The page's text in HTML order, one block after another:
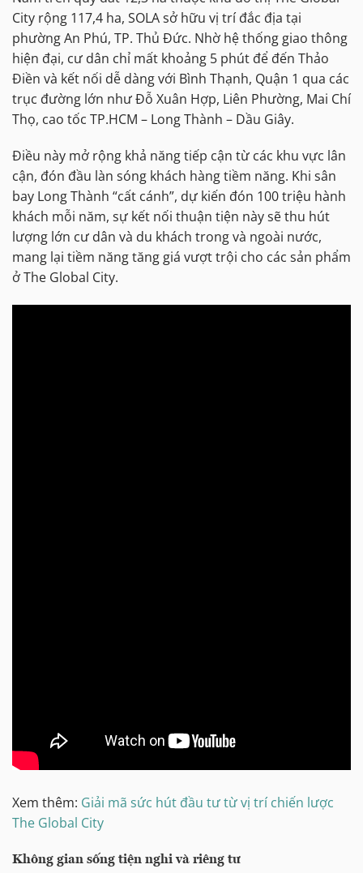
City rộng 117,4 ha, SOLA sở hữu vị trí đắc địa tại
phường An Phú, TP. Thủ Đức. Nhờ hệ thống giao thông
hiện đại, cư dân chỉ mất khoảng 5 phút để đến Thảo
Điền và kết nối dễ dàng với Bình Thạnh, Quận 1 qua các
trục đường lớn như Đỗ Xuân Hợp, Liên Phường, Mai Chí
Thọ, cao tốc TP.HCM – Long Thành – Dầu Giây.
Điều này mở rộng khả năng tiếp cận từ các khu vực lân
cận, đón đầu làn sóng khách hàng tiềm năng. Khi sân
bay Long Thành “cất cánh”, dự kiến đón 100 triệu hành
khách mỗi năm, sự kết nối thuận tiện này sẽ thu hút
lượng lớn cư dân và du khách trong và ngoài nước,
mang lại tiềm năng tăng giá vượt trội cho các sản phẩm
ở The Global City.
Xem thêm: Giải mã sức hút đầu tư từ vị trí chiến lược
The Global City
Không gian sống tiện nghi và riêng tư